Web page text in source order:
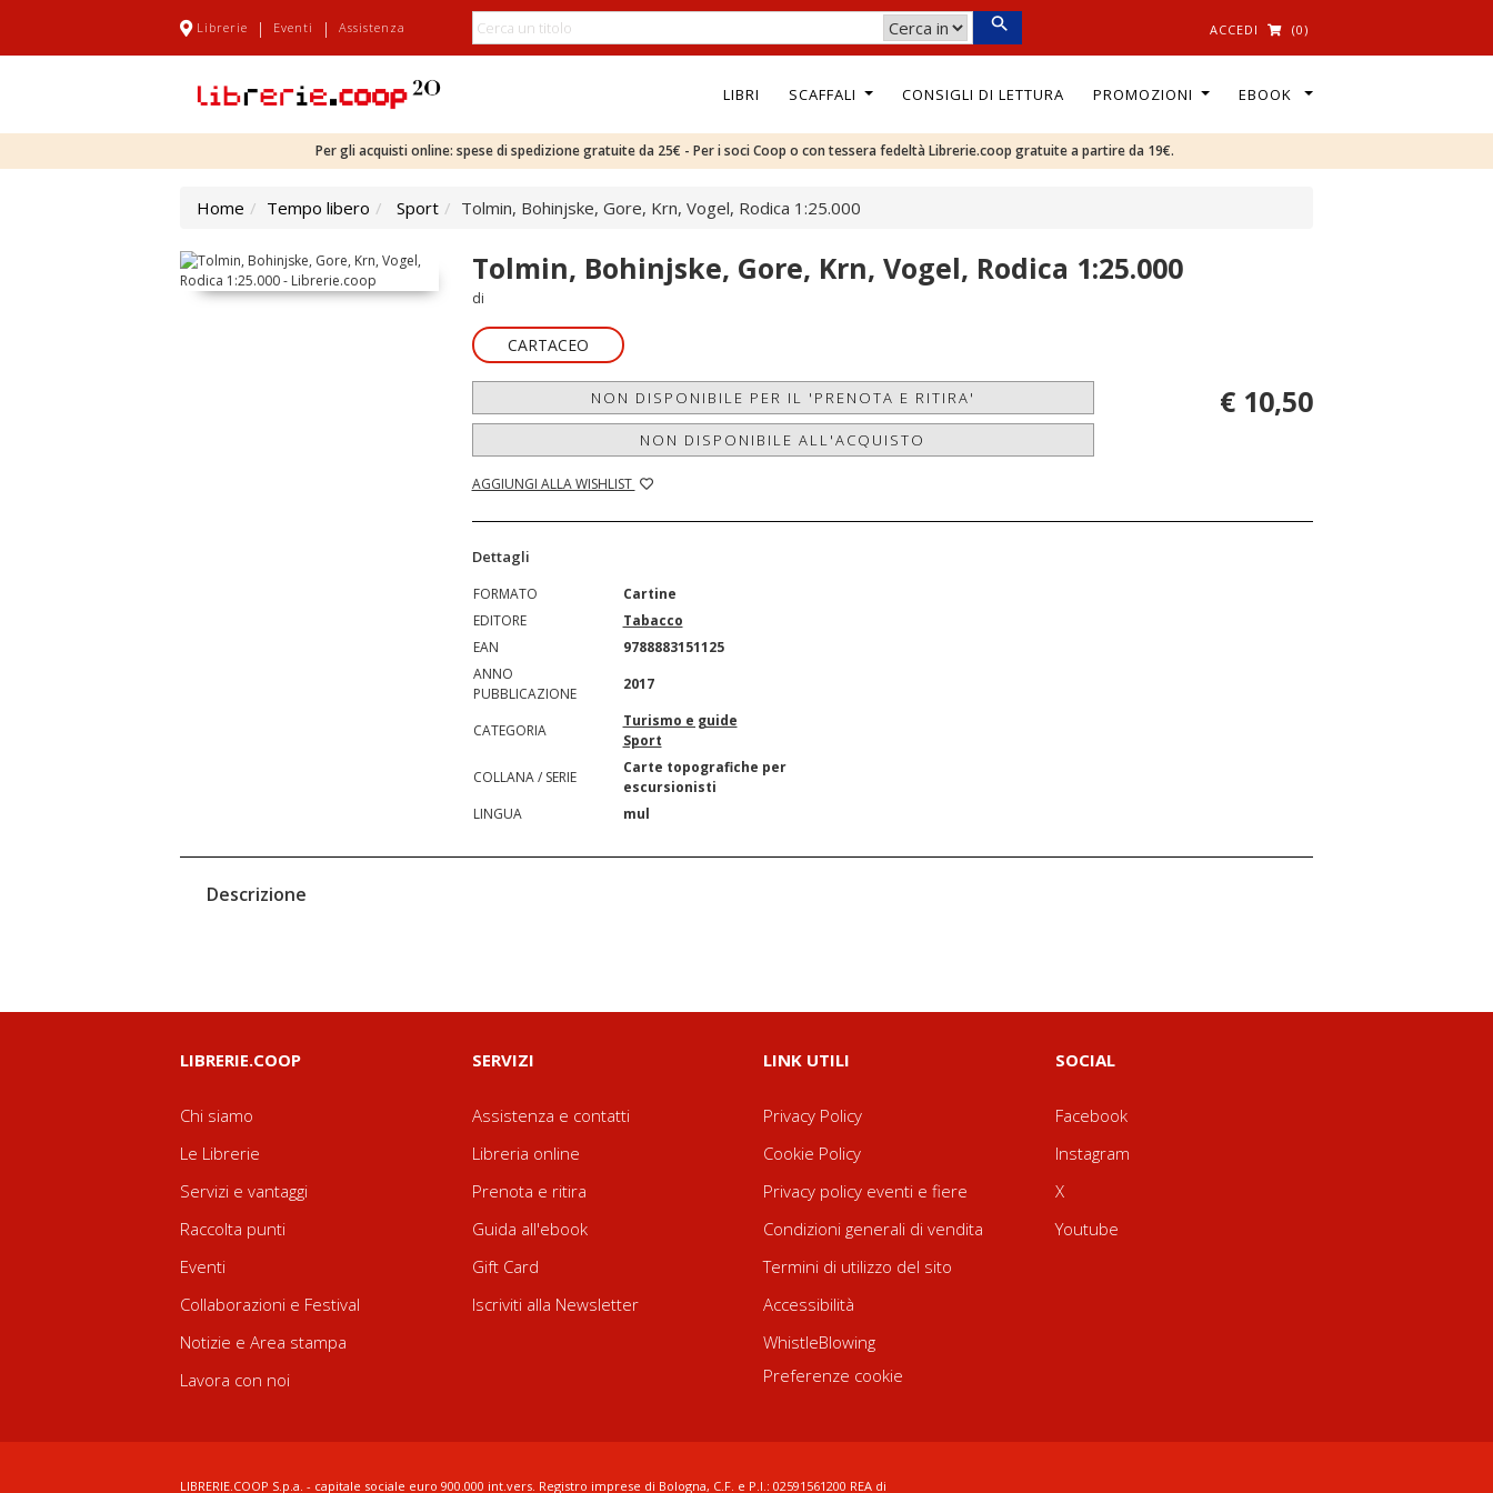
Librerie | Eventi | Assistenza ACCEDI (0)
LIBRI SCAFFALI CONSIGLI DI LETTURA PROMOZIONI EBOOK
Per gli acquisti online: spese di spedizione gratuite da 25€ - Per i soci Coop o con tessera fedeltà Librerie.coop gratuite a partire da 19€.
Home Tempo libero Sport Tolmin, Bohinjske, Gore, Krn, Vogel, Rodica 1:25.000
Tolmin, Bohinjske, Gore, Krn, Vogel, Rodica 1:25.000
di
CARTACEO
NON DISPONIBILE PER IL 'PRENOTA E RITIRA'
NON DISPONIBILE ALL'ACQUISTO
AGGIUNGI ALLA WISHLIST
€ 10,50
Dettagli
FORMATO
Cartine
EDITORE
Tabacco
EAN
9788883151125
ANNO
PUBBLICAZIONE
2017
CATEGORIA
Turismo e guide
Sport
COLLANA / SERIE
Carte topografiche per
escursionisti
LINGUA
mul
Descrizione
LIBRERIE.COOP
Chi siamo
Le Librerie
Servizi e vantaggi
Raccolta punti
Eventi
Collaborazioni e Festival
Notizie e Area stampa
Lavora con noi
SERVIZI
Assistenza e contatti
Libreria online
Prenota e ritira
Guida all'ebook
Gift Card
Iscriviti alla Newsletter
LINK UTILI
Privacy Policy
Cookie Policy
Privacy policy eventi e fiere
Condizioni generali di vendita
Termini di utilizzo del sito
Accessibilità
WhistleBlowing
Preferenze cookie
SOCIAL
Facebook
Instagram
X
Youtube
LIBRERIE.COOP S.p.a. - capitale sociale euro 900.000 int.vers. Registro imprese di Bologna, C.F. e P.I.: 02591561200 REA di